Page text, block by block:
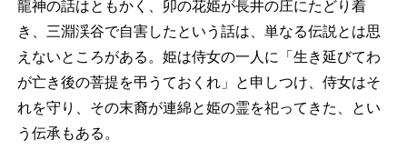
龍神の話はともかく、卯の花姫が長井の庄にたどり着
き、三淵渓谷で自害したという話は、単なる伝説とは思
えないところがある。姫は侍女の一人に「生き延びてわ
が亡き後の菩提を弔うておくれ」と申しつけ、侍女はそ
れを守り、その末裔が連綿と姫の霊を祀ってきた、とい
う伝承もある。